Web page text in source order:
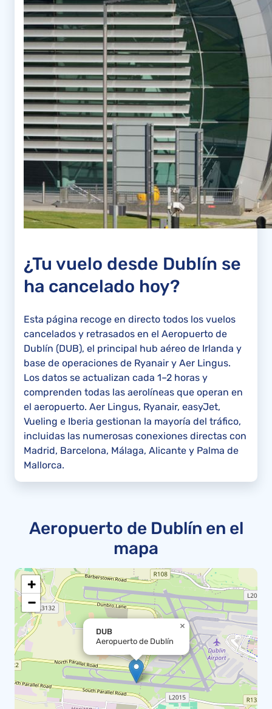
¿Tu vuelo desde Dublín se
ha cancelado hoy?
Esta página recoge en directo todos los vuelos
cancelados y retrasados en el Aeropuerto de
Dublín (DUB), el principal hub aéreo de Irlanda y
base de operaciones de Ryanair y Aer Lingus.
Los datos se actualizan cada 1–2 horas y
comprenden todas las aerolíneas que operan en
el aeropuerto. Aer Lingus, Ryanair, easyJet,
Vueling e Iberia gestionan la mayoría del tráfico,
incluidas las numerosas conexiones directas con
Madrid, Barcelona, Málaga, Alicante y Palma de
Mallorca.
Aeropuerto de Dublín en el
mapa
DUB
Aeropuerto de Dublín
×
+
−